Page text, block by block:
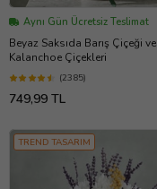
Aynı Gün Ücretsiz Teslimat
Beyaz Saksıda Barış Çiçeği ve
Kalanchoe Çiçekleri
(2385)
749,99 TL
TREND TASARIM